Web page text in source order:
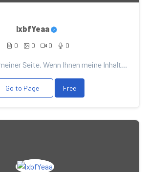
lxbfYeaa
0 0 0 0
Wilkommen auf meiner Seite. Wenn Ihnen meine Inhalte gefallen, unterstützen Sie sie mit Ihrer Spende...
Go to Page Free